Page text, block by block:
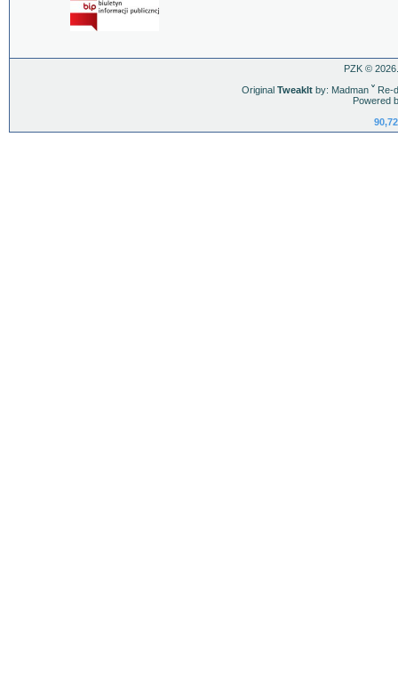
PZK ©
Original TweakItby: Madman ˇRe-
Powered